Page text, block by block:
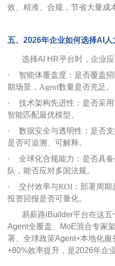
效、精准、合规，节省大量成
五、2026年企业如何选择AI人
选择AI HR平台时，企业
·
智能体覆盖度：是否覆盖
期场景，Agent数量是否充足。
·
技术架构先进性：是否采
智能匹配最优模型。
·
数据安全与透明性：是否
是否可追溯、可解释。
·
全球化合规能力：是否具
队，能否应对多国法规。
·
交付效率与ROI：部署周期
投资回报是否可量化。
易薪路iBuilder平台在这五
Agent全覆盖、MoE混合专家
署、全球政策Agent+本地化服
+80%效率提升，是2026年企